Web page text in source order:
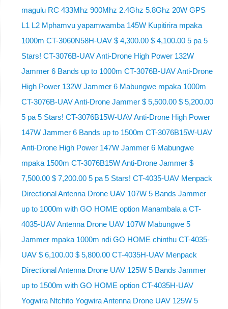
magulu RC 433Mhz 900Mhz 2.4Ghz 5.8Ghz 20W GPS
L1 L2 Mphamvu yapamwamba 145W Kupitirira mpaka
1000m CT-3060N58H-UAV $ 4,300.00 $ 4,100.00 5 pa 5
Stars! CT-3076B-UAV Anti-Drone High Power 132W
Jammer 6 Bands up to 1000m CT-3076B-UAV Anti-Drone
High Power 132W Jammer 6 Mabungwe mpaka 1000m
CT-3076B-UAV Anti-Drone Jammer $ 5,500.00 $ 5,200.00
5 pa 5 Stars! CT-3076B15W-UAV Anti-Drone High Power
147W Jammer 6 Bands up to 1500m CT-3076B15W-UAV
Anti-Drone High Power 147W Jammer 6 Mabungwe
mpaka 1500m CT-3076B15W Anti-Drone Jammer $
7,500.00 $ 7,200.00 5 pa 5 Stars! CT-4035-UAV Menpack
Directional Antenna Drone UAV 107W 5 Bands Jammer
up to 1000m with GO HOME option Manambala a CT-
4035-UAV Antenna Drone UAV 107W Mabungwe 5
Jammer mpaka 1000m ndi GO HOME chinthu CT-4035-
UAV $ 6,100.00 $ 5,800.00 CT-4035H-UAV Menpack
Directional Antenna Drone UAV 125W 5 Bands Jammer
up to 1500m with GO HOME option CT-4035H-UAV
Yogwira Ntchito Yogwira Antenna Drone UAV 125W 5